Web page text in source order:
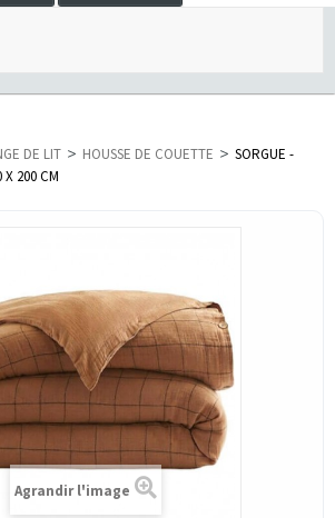
DE LIT > HOUSSE DE COUETTE > SORGUE -
X 200 CM
Agrandir l'image